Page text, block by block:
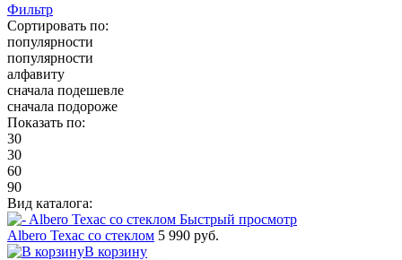
Фильтр
Сортировать по:
популярности
популярности
алфавиту
сначала подешевле
сначала подороже
Показать по:
30
30
60
90
Вид каталога:
Быстрый просмотр
Albero Техас со стеклом 5 990 руб.
В корзину